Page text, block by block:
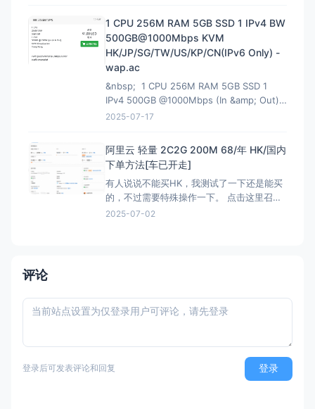
1 CPU 256M RAM 5GB SSD 1 IPv4 BW
500GB@1000Mbps KVM
HK/JP/SG/TW/US/KP/CN(IPv6 Only) -
wap.ac
&nbsp; 1 CPU 256M RAM 5GB SSD 1
IPv4 500GB @1000Mbps (In &amp; Out)
KVM Virtualization 立即购买 &nbsp; HK
2025-07-17
阿里云 轻量 2C2G 200M 68/年 HK/国内
下单方法[车已开走]
有人说说不能买HK，我测试了一下还是能买
的，不过需要特殊操作一下。 点击这里召唤
神龙，获取HK购买资格链接：注意有AFF，
2025-07-02
评论
登录后可发表评论和回复 登录